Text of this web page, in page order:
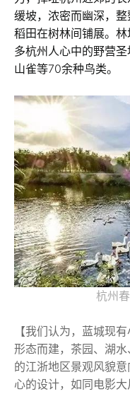
缓坡，浓密而幽深，
稻田在树林间铺展。
多杭州人心中的野营
山雀等70余种鸟类。
杭州
【我们认为，蓝城现
形态而建，茶园、湖
的江浙地区景观风貌
心的设计，如同电影大